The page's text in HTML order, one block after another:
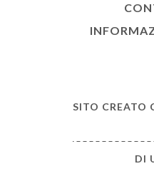
SITO CREATO
DI